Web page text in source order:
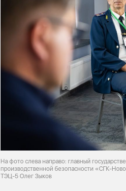
На фото слева направо: главный
производственной безопасности «СГК-
ТЭЦ-5 Олег Зыков